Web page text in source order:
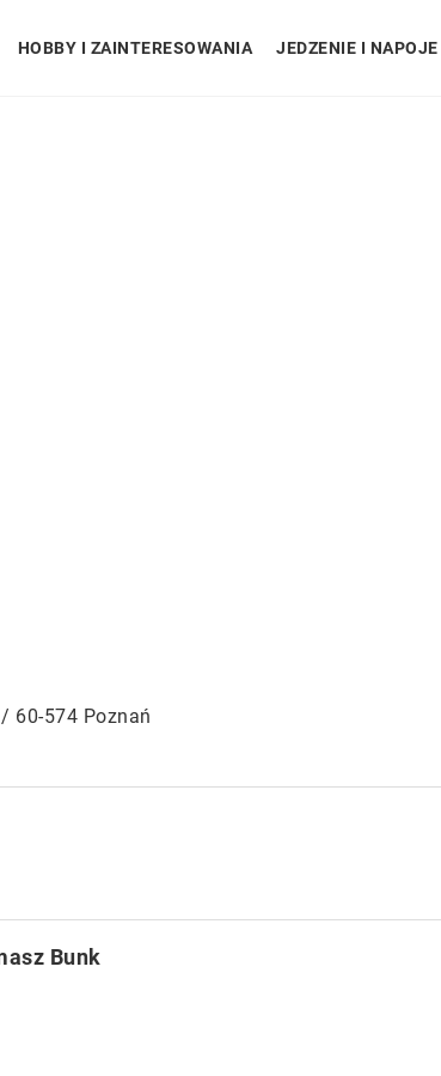
HOBBY I ZAINTERESOWANIA JEDZENIE I NAPOJE
60-574 Poznań
Bunk